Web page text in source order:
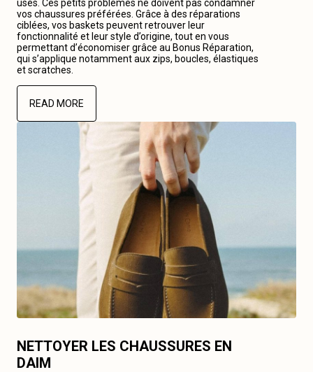
usés. Ces petits problèmes ne doivent pas condamner
vos chaussures préférées. Grâce à des réparations
ciblées, vos baskets peuvent retrouver leur
fonctionnalité et leur style d’origine, tout en vous
permettant d’économiser grâce au Bonus Réparation,
qui s’applique notamment aux zips, boucles, élastiques
et scratches.
READ MORE
NETTOYER LES CHAUSSURES EN
DAIM